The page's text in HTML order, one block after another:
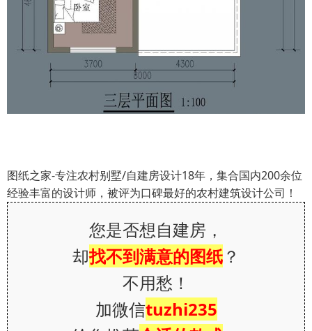
图纸之家-专注农村别墅/自建房设计18年，集合国内200余位
经验丰富的设计师，被评为口碑最好的农村建筑设计公司！
您是否想自建房，
却找不到满意的图纸？
不用愁！
加微信tuzhi235